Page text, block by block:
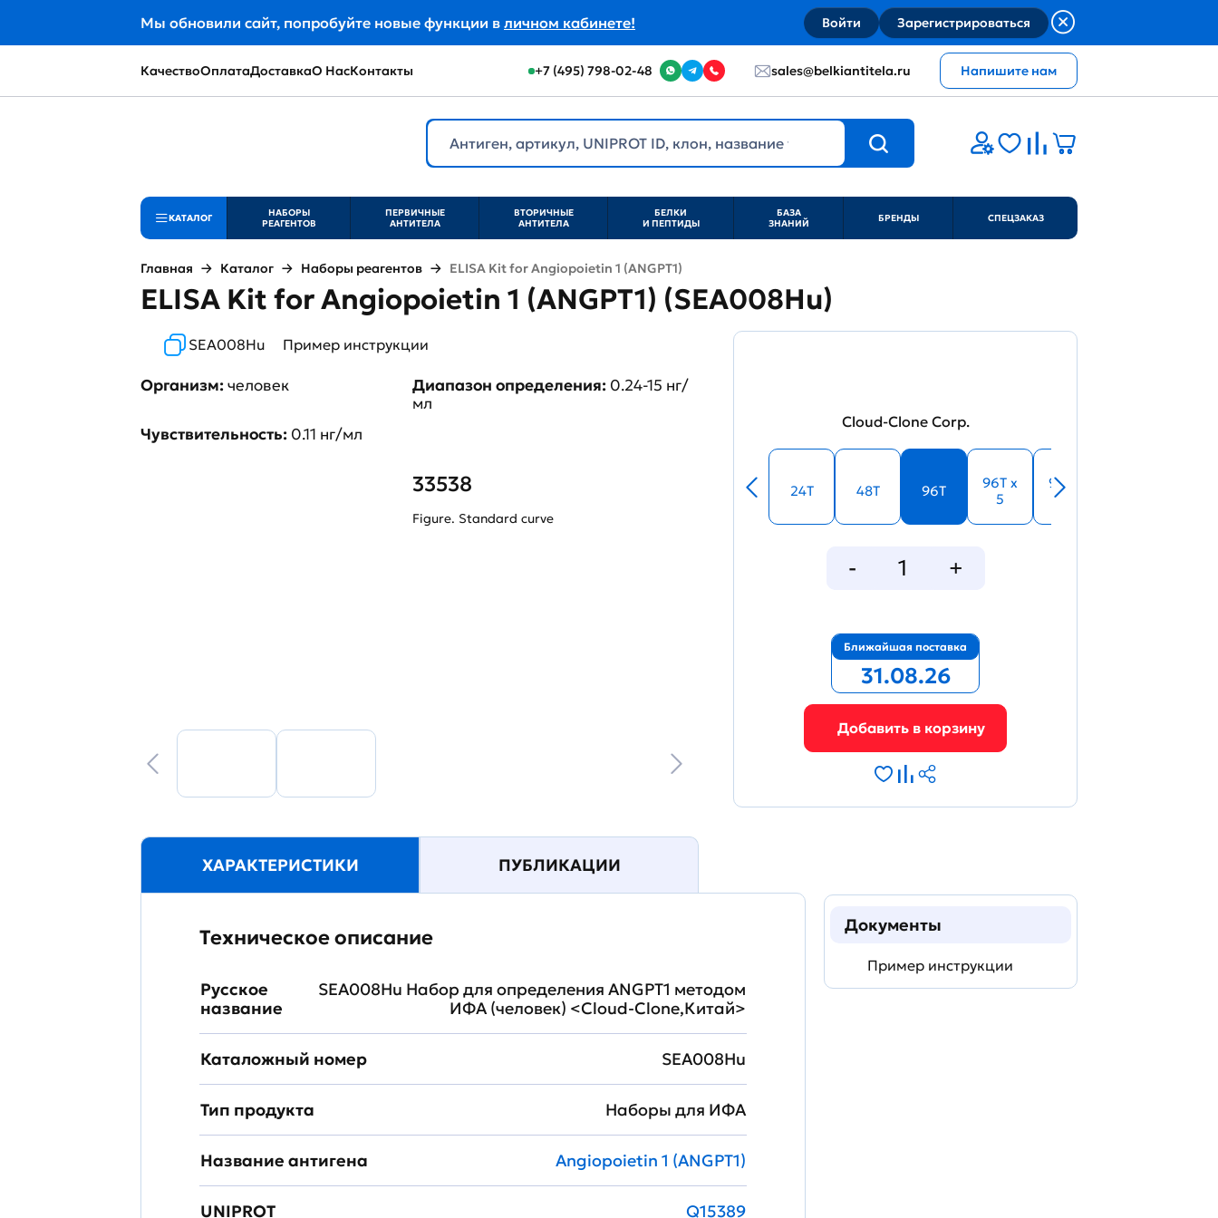
Мы обновили сайт, попробуйте новые функции в личном кабинете! Войти Зарегистрироваться
КачествоОплатаДоставкаО НасКонтакты +7 (495) 798-02-48 sales@belkiantitela.ru Напишите нам
КАТАЛОГ
НАБОРЫ
РЕАГЕНТОВ
ПЕРВИЧНЫЕ
АНТИТЕЛА
ВТОРИЧНЫЕ
АНТИТЕЛА
БЕЛКИ
И ПЕПТИДЫ
БАЗА
ЗНАНИЙ
БРЕНДЫ СПЕЦЗАКАЗ
Главная Каталог Наборы реагентов ELISA Kit for Angiopoietin 1 (ANGPT1)
ELISA Kit for Angiopoietin 1 (ANGPT1) (SEA008Hu)
SEA008Hu Пример инструкции
Организм:человек Диапазон определения: 0.24-15 нг/
мл
Чувствительность: 0.11 нг/мл
33538
Figure. Standard curve
Cloud-Clone Corp.
24T 48T 96T
96T x
5
96T x
10
Ближайшая поставка
31.08.26
ХАРАКТЕРИСТИКИ ПУБЛИКАЦИИ
Техническое описание
Русское
название
SEA008Hu Набор для определения ANGPT1 методом
ИФА (человек) <Cloud-Clone,Китай>
Каталожный номер SEA008Hu
Тип продукта Наборы для ИФА
Название антигена Angiopoietin 1 (ANGPT1)
UNIPROT Q15389
Документы
Пример инструкции